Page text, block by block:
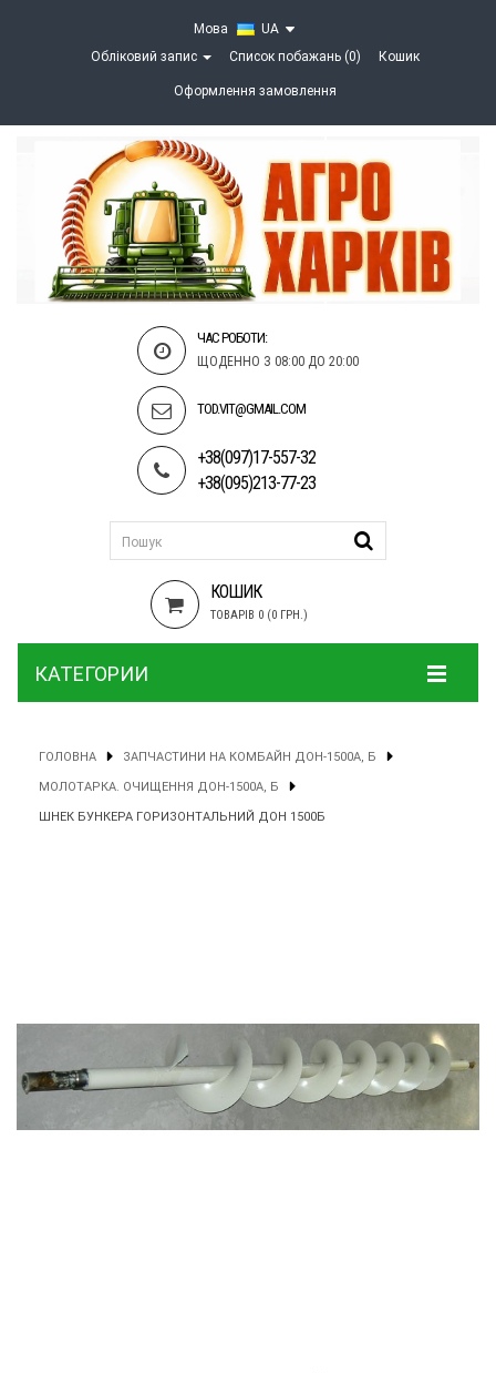
Мова
UA
Обліковий запис
Список побажань (0) Кошик
Оформлення замовлення
ЧАС РОБОТИ:
ЩОДЕННО З 08:00 ДО 20:00
TOD.VIT@GMAIL.COM
+38(097)17-557-32
+38(095)213-77-23
КОШИК
ТОВАРІВ 0 (0 ГРН.)
КАТЕГОРИИ
ГОЛОВНА ЗАПЧАСТИНИ НА КОМБАЙН ДОН-1500А, Б
МОЛОТАРКА. ОЧИЩЕННЯ ДОН-1500А, Б
ШНЕК БУНКЕРА ГОРИЗОНТАЛЬНИЙ ДОН 1500Б